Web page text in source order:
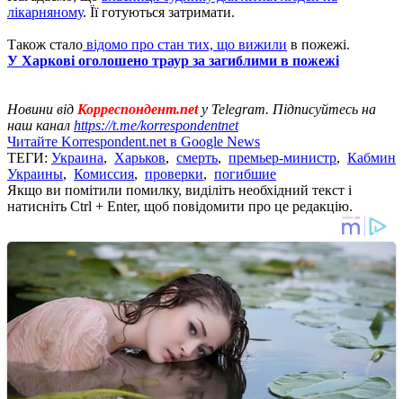
лікарняному. Її готуються затримати.
Також стало відомо про стан тих, що вижили в пожежі.
У Харкові оголошено траур за загиблими в пожежі
Новини від Корреспондент.netу Telegram. Підписуйтесь на
наш канал https://t.me/korrespondentnet
Читайте Korrespondent.net в Google News
ТЕГИ: Украина, Харьков, смерть, премьер-министр, Кабмин
Украины, Комиссия, проверки, погибшие
Якщо ви помітили помилку, виділіть необхідний текст і
натисніть Ctrl + Enter, щоб повідомити про це редакцію.